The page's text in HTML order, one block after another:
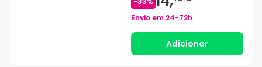
Envio em 24-72h
Adicionar